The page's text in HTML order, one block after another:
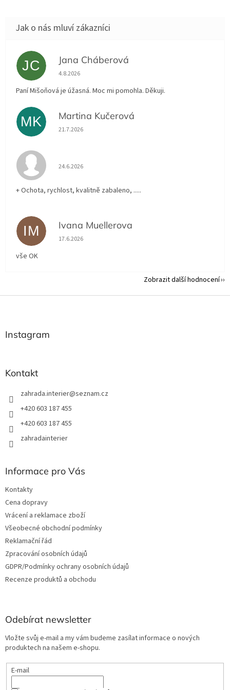
JC Jana Cháberová
Hodnocení obchodu je 5 z 5 hvězdiček.
4.8.2026
Paní Mišoňová je úžasná. Moc mi pomohla. Děkuji.
MK Martina Kučerová
Hodnocení obchodu je 5 z 5 hvězdiček.
21.7.2026
Hodnocení obchodu je 5 z 5 hvězdiček.
24.6.2026
+ Ochota, rychlost, kvalitně zabaleno, .....
IM Ivana Muellerova
Hodnocení obchodu je 5 z 5 hvězdiček.
17.6.2026
vše OK
Zobrazit další hodnocení
Instagram
Kontakt
zahrada.interier@seznam.cz
+420 603 187 455
+420 603 187 455
zahradainterier
Informace pro Vás
Kontakty
Cena dopravy
Vrácení a reklamace zboží
Všeobecné obchodní podmínky
Reklamační řád
Zpracování osobních údajů
GDPR/Podmínky ochrany osobních údajů
Recenze produktů a obchodu
Odebírat newsletter
Vložte svůj e-mail a my vám budeme zasílat informace o nových
produktech na našem e-shopu.
E-mail